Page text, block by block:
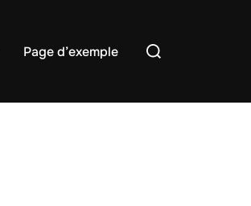
Page d’exemple
Rechercher :